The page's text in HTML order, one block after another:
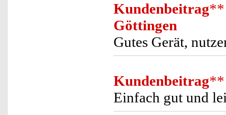
Kundenbeitrag**
Göttingen
Gutes Gerät,
Kundenbeitrag**
Einfach gut und